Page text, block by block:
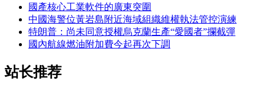
國產核心工業軟件的廣東突圍
中國海警位黃岩島附近海域組織維權執法管控演練
特朗普：尚未同意授權烏克蘭生產“愛國者”攔截彈
國內航線燃油附加費今起再次下調
站长推荐